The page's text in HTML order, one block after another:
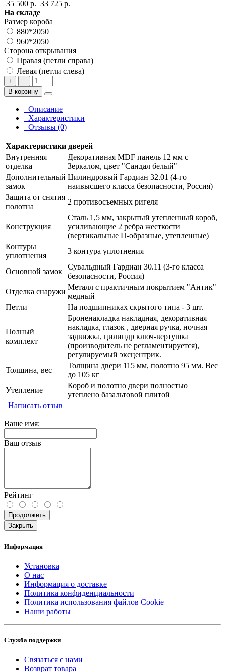
35 500 р. 33 725 р.
На складе
Размер короба
880*2050
960*2050
Сторона открывания
Правая (петли справа)
Левая (петли слева)
+
−
В корзину
Описание
Характеристики
Отзывы (0)
Характеристики дверей
Внутренняя
отделка
Декоративная MDF панель 12 мм с
Зеркалом, цвет "Сандал белый"
Дополнительный
замок
Цилиндровый Гардиан 32.01 (4-го
наивысшего класса безопасности, Россия)
Защита от снятия
полотна
2 противосъемных ригеля
Конструкция
Сталь 1,5 мм, закрытый утепленный короб,
усиливающие 2 ребра жесткости
(вертикальные П-образные, утепленные)
Контуры
уплотнения
3 контура уплотнения
Основной замок
Сувальдный Гардиан 30.11 (3-го класса
безопасности, Россия)
Отделка снаружи
Металл с практичным покрытием "Антик"
медный
Петли
На подшипниках скрытого типа - 3 шт.
Полный
комплект
Броненакладка накладная, декоративная
накладка, глазок , дверная ручка, ночная
задвижка, цилиндр ключ-вертушка
(производитель не регламентируется),
регулируемый эксцентрик.
Толщина, вес
Толщина двери 115 мм, полотно 95 мм. Вес
до 105 кг
Утепление
Короб и полотно двери полностью
утеплено базальтовой плитой
Написать отзыв
Ваше имя:
Ваш отзыв
Рейтинг
Продолжить
Закрыть
Информация
Установка
О нас
Информация о доставке
Политика конфиденциальности
Политика использования файлов Cookie
Наши работы
Служба поддержки
Связаться с нами
Возврат товара